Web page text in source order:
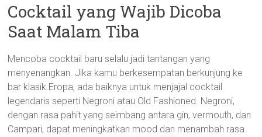
Cocktail yang Wajib Dicoba
Saat Malam Tiba
Mencoba cocktail baru selalu jadi tantangan yang
menyenangkan. Jika kamu berkesempatan berkunjung ke
bar klasik Eropa, ada baiknya untuk menjajal cocktail
legendaris seperti Negroni atau Old Fashioned. Negroni,
dengan rasa pahit yang seimbang antara gin, vermouth, dan
Campari, dapat meningkatkan mood dan menambah rasa